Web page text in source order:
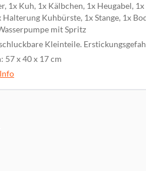
1x Kuh, 1x Kälbchen, 1x Heugabel,
Halterung Kuhbürste, 1x Stange, 1x
mit Spritz
Kleinteile.
57 x 40 x 17 cm